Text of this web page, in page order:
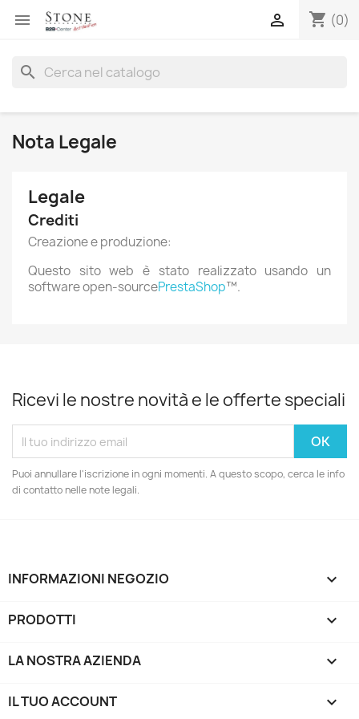
 shopping_cart (0)

search
Nota Legale
Legale
Crediti
Creazione e produzione:
Questo sito web è stato realizzato usando un
software open-sourcePrestaShop™.
Ricevi le nostre novità e le offerte speciali
Puoi annullare l'iscrizione in ogni momenti. A questo scopo, cerca le info
di contatto nelle note legali.
INFORMAZIONI NEGOZIO keyboard_arrow_down
PRODOTTI 
LA NOSTRA AZIENDA 
IL TUO ACCOUNT 
Crea lista dei desideri ×